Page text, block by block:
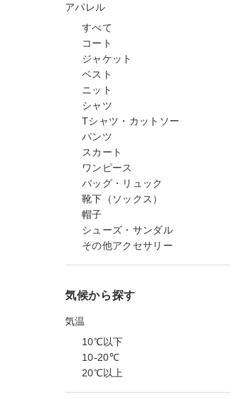
アパレル
すべて
コート
ジャケット
ベスト
ニット
シャツ
Tシャツ・カットソー
パンツ
スカート
ワンピース
バッグ・リュック
靴下（ソックス）
帽子
シューズ・サンダル
その他アクセサリー
気候から探す
気温
10℃以下
10-20℃
20℃以上